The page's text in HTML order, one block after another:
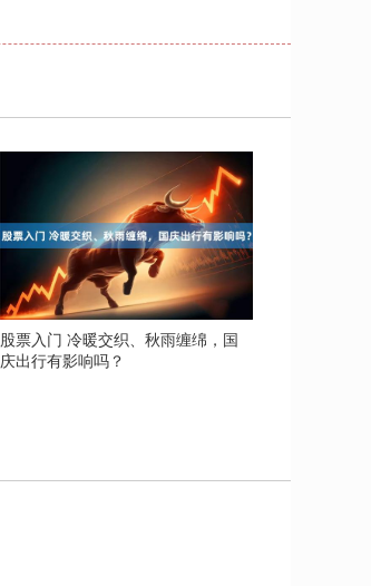
股票入门 冷暖交织、秋雨缠绵，国
庆出行有影响吗？